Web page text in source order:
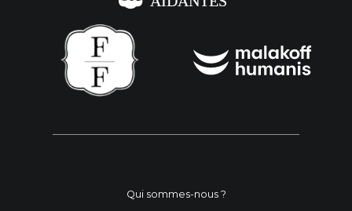
Qui sommes-nous ?